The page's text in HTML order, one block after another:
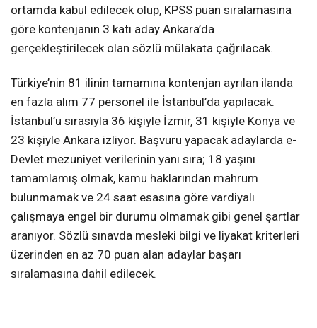
ortamda kabul edilecek olup, KPSS puan sıralamasına
göre kontenjanın 3 katı aday Ankara’da
gerçekleştirilecek olan sözlü mülakata çağrılacak.
Türkiye’nin 81 ilinin tamamına kontenjan ayrılan ilanda
en fazla alım 77 personel ile İstanbul’da yapılacak.
İstanbul’u sırasıyla 36 kişiyle İzmir, 31 kişiyle Konya ve
23 kişiyle Ankara izliyor. Başvuru yapacak adaylarda e-
Devlet mezuniyet verilerinin yanı sıra; 18 yaşını
tamamlamış olmak, kamu haklarından mahrum
bulunmamak ve 24 saat esasına göre vardiyalı
çalışmaya engel bir durumu olmamak gibi genel şartlar
aranıyor. Sözlü sınavda mesleki bilgi ve liyakat kriterleri
üzerinden en az 70 puan alan adaylar başarı
sıralamasına dahil edilecek.